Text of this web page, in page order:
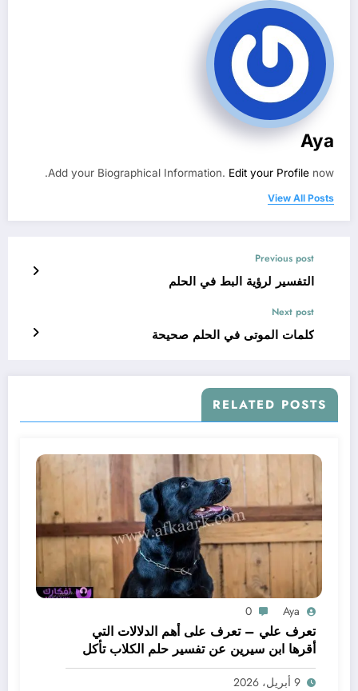
Aya
Add your Biographical Information. Edit your Profile now.
View All Posts
Previous post
التفسير لرؤية البط في الحلم
Next post
كلمات الموتى في الحلم صحيحة
RELATED POSTS
Aya
0
تعرف علي – تعرف على أهم الدلالات التي
أقرها ابن سيرين عن تفسير حلم الكلاب تأكل
لحم – بالتفصيل
9 أبريل، 2026